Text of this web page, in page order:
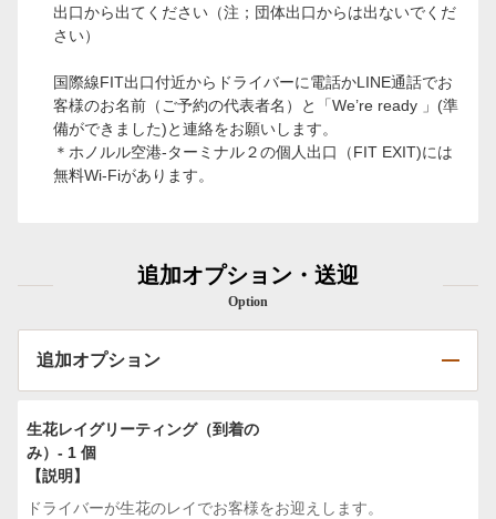
出口から出てください（注；団体出口からは出ないでくだ
さい）
国際線FIT出口付近からドライバーに電話かLINE通話でお
客様のお名前（ご予約の代表者名）と「We’re ready 」(準
備ができました)と連絡をお願いします。
＊ホノルル空港-ターミナル２の個人出口（FIT EXIT)には
無料Wi-Fiがあります。
追加オプション・送迎
Option
追加オプション
生花レイグリーティング（到着の
み）- 1 個
【説明】
ドライバーが生花のレイでお客様をお迎えします。